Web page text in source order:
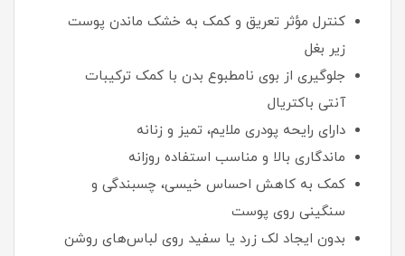
کنترل مؤثر تعریق و کمک به خشک ماندن پوست
زیر بغل
جلوگیری از بوی نامطبوع بدن با کمک ترکیبات
آنتی‌ باکتریال
دارای رایحه پودری ملایم، تمیز و زنانه
ماندگاری بالا و مناسب استفاده روزانه
کمک به کاهش احساس خیسی، چسبندگی و
سنگینی روی پوست
بدون ایجاد لک زرد یا سفید روی لباس‌های روشن